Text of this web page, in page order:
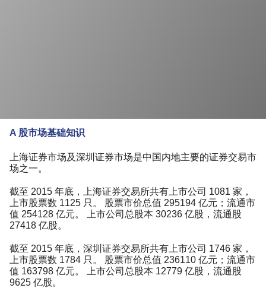
A 股市场基础知识
上海证券市场及深圳证券市场是中国内地主要的证券交易市
场之一。
截至 2015 年底，上海证券交易所共有上市公司 1081 家，
上市股票数 1125 只。 股票市价总值 295194 亿元；流通市
值 254128 亿元。 上市公司总股本 30236 亿股，流通股
27418 亿股。
截至 2015 年底，深圳证券交易所共有上市公司 1746 家，
上市股票数 1784 只。 股票市价总值 236110 亿元；流通市
值 163798 亿元。 上市公司总股本 12779 亿股，流通股
9625 亿股。